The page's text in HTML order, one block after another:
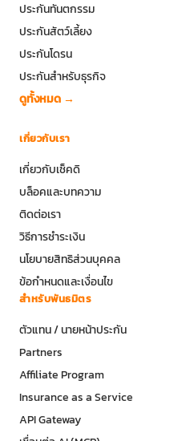
ประกันทันตกรรม
ประกันสัตว์เลี้ยง
ประกันโดรน
ประกันสำหรับธุรกิจ
ดูทั้งหมด →
เกี่ยวกับเรา
เกี่ยวกับเช็คดิ
บล็อคและบทความ
ติดต่อเรา
วิธีการชำระเงิน
นโยบายสิทธิส่วนบุคคล
ข้อกำหนดและเงื่อนไข
สำหรับพันธมิตร
ตัวแทน / นายหน้าประกัน
Partners
Affiliate Program
Insurance as a Service
API Gateway